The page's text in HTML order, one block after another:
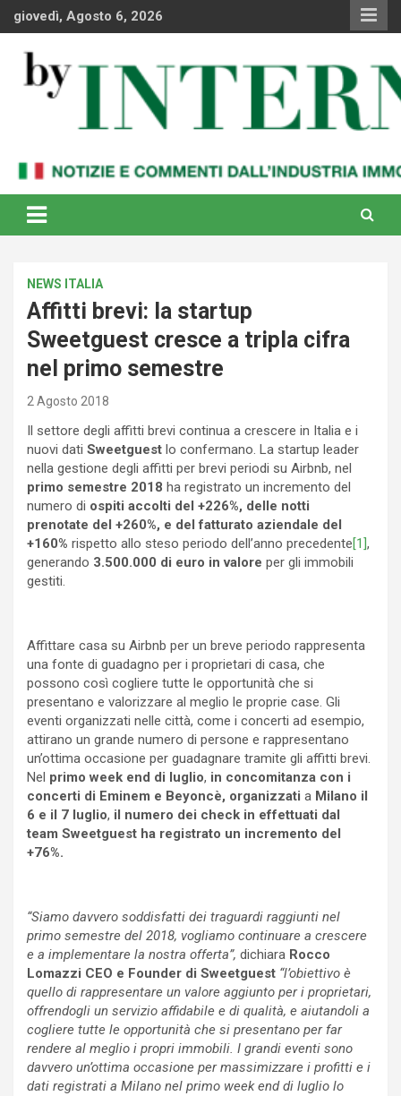
Skipgiovedì, Agosto 6, 2026
By Internews
internazionale
NEWS ITALIA
Affitti brevi: la startup
Sweetguest cresce a tripla cifra
nel primo semestre
2 Agosto 2018
Il settore degli affitti brevi continua a crescere in Italia e i
nuovi dati Sweetguest lo confermano. La startup leader
nella gestione degli affitti per brevi periodi su Airbnb, nel
primo semestre 2018 ha registrato un incremento del
numero di ospiti accolti del +226%, delle notti
prenotate del +260%, e del fatturato aziendale del
+160% rispetto allo steso periodo dell’anno precedente[1],
generando 3.500.000 di euro in valore per gli immobili
gestiti.
Affittare casa su Airbnb per un breve periodo rappresenta
una fonte di guadagno per i proprietari di casa, che
possono così cogliere tutte le opportunità che si
presentano e valorizzare al meglio le proprie case. Gli
eventi organizzati nelle città, come i concerti ad esempio,
attirano un grande numero di persone e rappresentano
un’ottima occasione per guadagnare tramite gli affitti brevi.
Nel primo week end di luglio, in concomitanza con i
concerti di Eminem e Beyoncè, organizzati a Milano il
6 e il 7 luglio, il numero dei check in effettuati dal
team Sweetguest ha registrato un incremento del
+76%.
“Siamo davvero soddisfatti dei traguardi raggiunti nel
primo semestre del 2018, vogliamo continuare a crescere
e a implementare la nostra offerta”, dichiara Rocco
Lomazzi CEO e Founder di Sweetguest “l’obiettivo è
quello di rappresentare un valore aggiunto per i proprietari,
offrendogli un servizio affidabile e di qualità, e aiutandoli a
cogliere tutte le opportunità che si presentano per far
rendere al meglio i propri immobili. I grandi eventi sono
davvero un’ottima occasione per massimizzare i profitti e i
dati registrati a Milano nel primo week end di luglio lo